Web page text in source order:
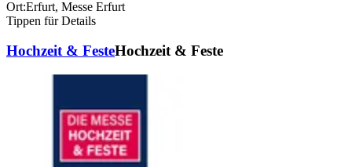
Ort:Erfurt, Messe Erfurt
Tippen für Details
Hochzeit & FesteHochzeit & Feste